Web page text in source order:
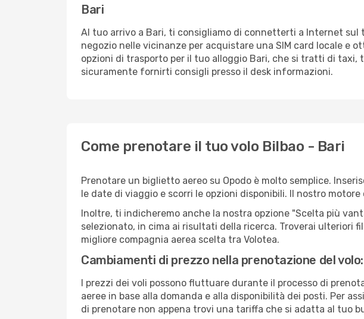
Bari
Al tuo arrivo a Bari, ti consigliamo di connetterti a Internet sul
negozio nelle vicinanze per acquistare una SIM card locale e
opzioni di trasporto per il tuo alloggio Bari, che si tratti di
sicuramente fornirti consigli presso il desk informazioni.
Come prenotare il tuo volo Bilbao - Bari
Prenotare un biglietto aereo su Opodo è molto semplice.
le date di viaggio e scorri le opzioni disponibili. Il nostro
Inoltre, ti indicheremo anche la nostra opzione "Scelta più
selezionato, in cima ai risultati della ricerca. Troverai ulteriori
migliore compagnia aerea scelta tra Volotea.
Cambiamenti di prezzo nella prenotazione del volo:
I prezzi dei voli possono fluttuare durante il processo di
aeree in base alla domanda e alla disponibilità dei posti. Per
di prenotare non appena trovi una tariffa che si adatta al tuo